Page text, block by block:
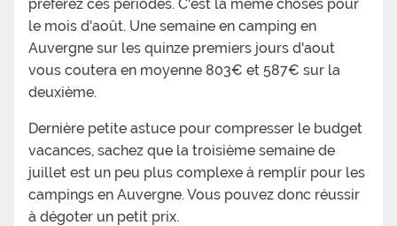
préférez ces périodes. C'est la même choses pour
le mois d'août. Une semaine en camping en
Auvergne sur les quinze premiers jours d'aout
vous coutera en moyenne 803€ et 587€ sur la
deuxième.
Dernière petite astuce pour compresser le budget
vacances, sachez que la troisième semaine de
juillet est un peu plus complexe à remplir pour les
campings en Auvergne. Vous pouvez donc réussir
à dégoter un petit prix.